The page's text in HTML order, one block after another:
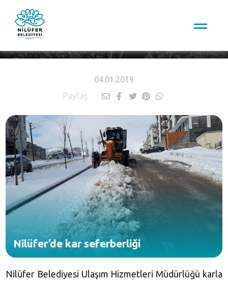
04.01.2019
Paylaş
Nilüfer’de kar seferberliği
Nilüfer Belediyesi Ulaşım Hizmetleri Müdürlüğü karla